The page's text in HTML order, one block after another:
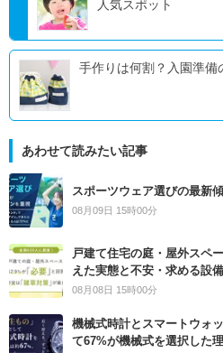
人気スポット
手作りは何割？入園準備
あわせて読みたい記事
スポーツウェア選びの最新
08月09日 15時00分
戸建て住宅の庭・屋外スペ
えた実態と不安・求める設備
08月08日 15時00分
機械式時計とスマートウォ
て67%が機械式を選択した